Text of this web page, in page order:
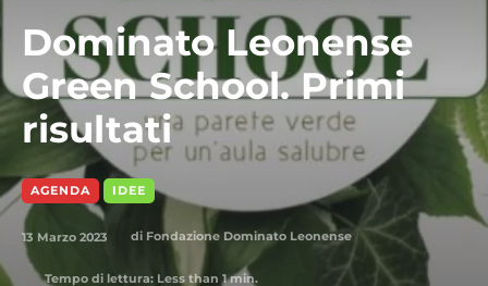
Dominato Leonense
Green School. Primi
risultati
AGENDA IDEE
13 Marzo 2023 di Fondazione Dominato Leonense
Tempo di lettura: Less than 1min.